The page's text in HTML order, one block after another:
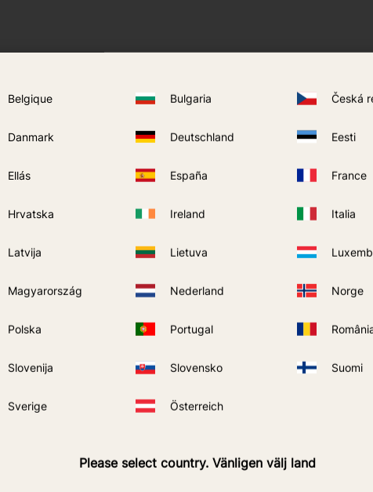
Belgique Bulgaria Česká
Danmark Deutschland Eesti
Ellás España France
Hrvatska Ireland Italia
Latvija Lietuva
Magyarország Nederland Norge
Polska Portugal
Slovenija Slovensko Suomi
Sverige Österreich
Please select country. Vänligen välj land
Ajouter aux favoris
Dynamic - Moustiques
8 795
ACHETER